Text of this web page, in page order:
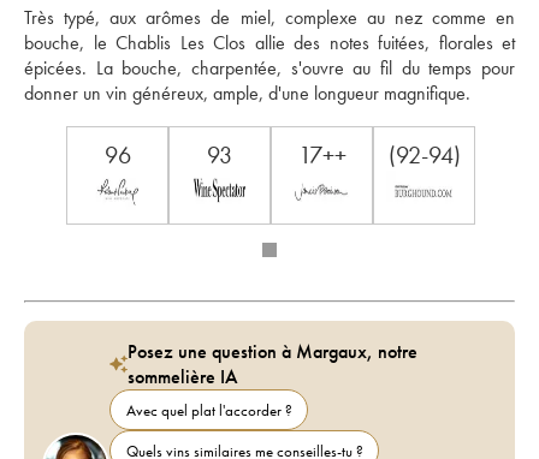
Très typé, aux arômes de miel, complexe au nez comme en
bouche, le Chablis Les Clos allie des notes fuitées, florales et
épicées. La bouche, charpentée, s'ouvre au fil du temps pour
donner un vin généreux, ample, d'une longueur magnifique.
96 93 17++ (92-94)
Posez une question à Margaux, notre
sommelière IA
Avec quel plat l'accorder ?
Quels vins similaires me conseilles-tu ?